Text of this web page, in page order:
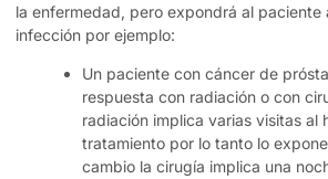
la enfermedad, pero expondrá al paciente
infección por ejemplo:
Un paciente con cáncer de
respuesta con radiación o con
radiación implica varias visitas al
tratamiento por lo tanto lo
cambio la cirugía implica una